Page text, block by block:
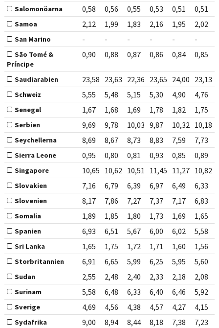
Salomonöarna 0,58 0,56 0,55 0,53 0,51 0,51
Samoa 2,12 1,99 1,83 2,16 1,95 2,02
San Marino - - - - - -
São Tomé &
Príncipe
0,90 0,88 0,87 0,86 0,84 0,85
Saudiarabien 23,58 23,63 22,36 23,65 24,00 23,13
Schweiz 5,55 5,48 5,15 5,30 4,90 4,76
Senegal 1,67 1,68 1,69 1,78 1,82 1,75
Serbien 9,69 9,78 10,03 9,87 10,32 10,18
Seychellerna 8,69 8,67 8,73 8,83 7,59 7,73
Sierra Leone 0,95 0,80 0,81 0,93 0,85 0,89
Singapore 10,65 10,62 10,51 11,45 11,27 10,82
Slovakien 7,16 6,79 6,39 6,97 6,49 6,33
Slovenien 8,17 7,86 7,27 7,37 7,17 6,83
Somalia 1,89 1,85 1,80 1,73 1,69 1,65
Spanien 6,93 6,51 5,67 6,00 6,02 5,58
Sri Lanka 1,65 1,75 1,72 1,71 1,60 1,56
Storbritannien 6,91 6,65 5,99 6,25 5,95 5,60
Sudan 2,55 2,48 2,40 2,33 2,18 2,08
Surinam 5,58 6,48 6,33 6,40 6,46 5,92
Sverige 4,69 4,56 4,38 4,57 4,27 4,15
Sydafrika 9,00 8,94 8,44 8,18 7,38 7,23